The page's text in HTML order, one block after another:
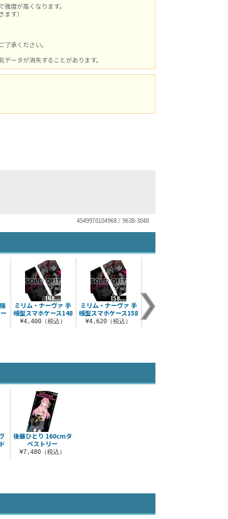
度が高くなります。
す）
承ください。
ータが消失することがあります。
4549970104968 / 9638-3048
ミリム・ナーヴァ 手
帳型スマホケース148
¥4,400（税込）
ミリム・ナーヴァ 手
帳型スマホケース158
¥4,620（税込）
ミリム・ナーヴァ オ
ールプリントTシャツ
後藤ひとり 160cmタ
ペストリー
¥7,480（税込）